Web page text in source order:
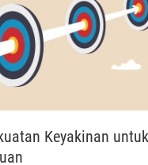
Keyakinan untuk